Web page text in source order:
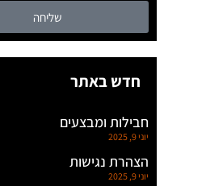
שליחה
חדש באתר
חבילות ומבצעים
יוני 9, 2025
הצהרת נגישות
יוני 9, 2025